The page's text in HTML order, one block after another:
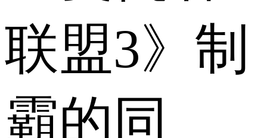
联盟3》制
霸的同